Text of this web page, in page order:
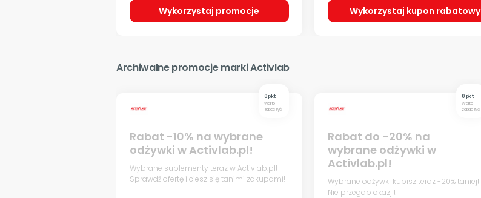
Wykorzystaj promocje Wykorzystaj kupon rabatowy
Archiwalne promocje marki Activlab
0 pkt
Warto
zobaczyć
Rabat -10% na wybrane
odżywki w Activlab.pl!
Wybrane suplementy teraz w Activlab.pl!
Sprawdź ofertę i ciesz się tanimi zakupami!
0 pkt
Warto
zobaczyć
Rabat do -20% na
wybrane odżywki w
Activlab.pl!
Wybrane odżywki kupisz teraz -20% taniej!
Nie przegap okazji!